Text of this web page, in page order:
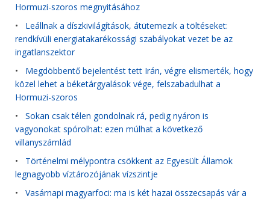
Hormuzi-szoros megnyitásához
• Leállnak a díszkivilágítások, átütemezik a töltéseket:
rendkívüli energiatakarékossági szabályokat vezet be az
ingatlanszektor
• Megdöbbentő bejelentést tett Irán, végre elismerték, hogy
közel lehet a béketárgyalások vége, felszabadulhat a
Hormuzi-szoros
• Sokan csak télen gondolnak rá, pedig nyáron is
vagyonokat spórolhat: ezen múlhat a következő
villanyszámlád
• Történelmi mélypontra csökkent az Egyesült Államok
legnagyobb víztározójának vízszintje
• Vasárnapi magyarfoci: ma is két hazai összecsapás vár a